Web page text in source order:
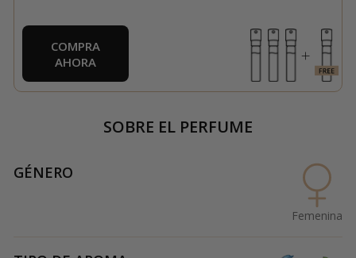
COMPRA
AHORA
SOBRE EL PERFUME
GÉNERO
Femenina